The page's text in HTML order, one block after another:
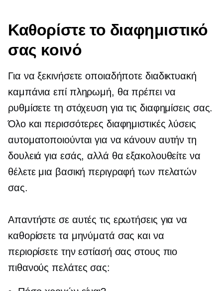
Καθορίστε το διαφημιστικό
σας κοινό
Για να ξεκινήσετε οποιαδήποτε διαδικτυακή
καμπάνια επί πληρωμή, θα πρέπει να
ρυθμίσετε τη στόχευση για τις διαφημίσεις σας.
Όλο και περισσότερες διαφημιστικές λύσεις
αυτοματοποιούνται για να κάνουν αυτήν τη
δουλειά για εσάς, αλλά θα εξακολουθείτε να
θέλετε μια βασική περιγραφή των πελατών
σας.
Απαντήστε σε αυτές τις ερωτήσεις για να
καθορίσετε τα μηνύματά σας και να
περιορίσετε την εστίασή σας στους πιο
πιθανούς πελάτες σας: